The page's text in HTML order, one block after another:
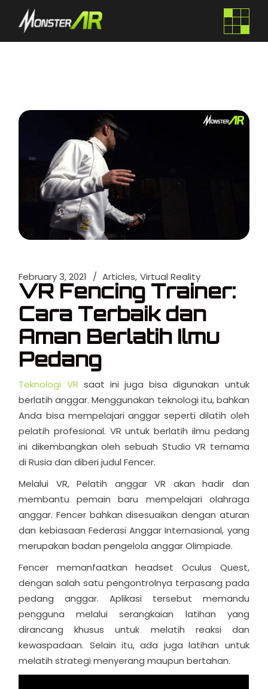
February 3, 2021 Articles Virtual Reality
VR Fencing Trainer:
Cara Terbaik dan
Aman Berlatih Ilmu
Pedang
Teknologi VR saat ini juga bisa digunakan untuk
berlatih anggar. Menggunakan teknologi itu, bahkan
Anda bisa mempelajari anggar seperti dilatih oleh
pelatih profesional. VR untuk berlatih ilmu pedang
ini dikembangkan oleh sebuah Studio VR ternama
di Rusia dan diberi judul Fencer.
Melalui VR, Pelatih anggar VR akan hadir dan
membantu pemain baru mempelajari olahraga
anggar. Fencer bahkan disesuaikan dengan aturan
dan kebiasaan Federasi Anggar Internasional, yang
merupakan badan pengelola anggar Olimpiade.
Fencer memanfaatkan headset Oculus Quest,
dengan salah satu pengontrolnya terpasang pada
pedang anggar. Aplikasi tersebut memandu
pengguna melalui serangkaian latihan yang
dirancang khusus untuk melatih reaksi dan
kewaspadaan. Selain itu, ada juga latihan untuk
melatih strategi menyerang maupun bertahan.